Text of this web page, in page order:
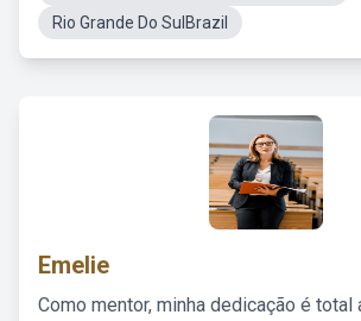
Rio Grande Do SulBrazil
Emelie
Como mentor, minha dedicação é total